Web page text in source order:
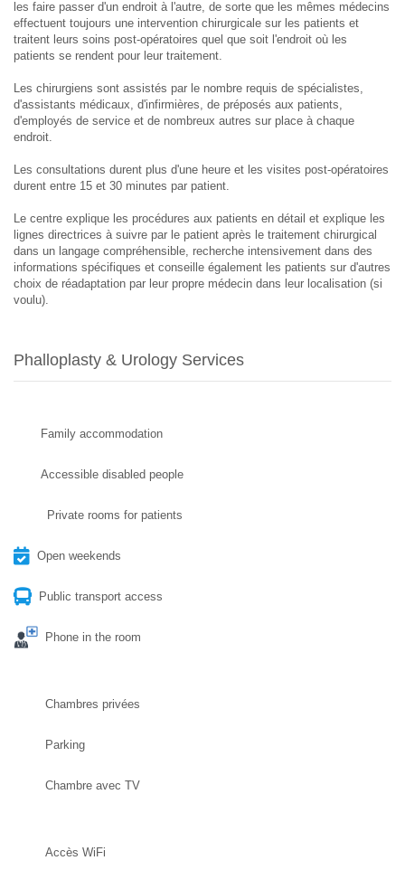
les faire passer d'un endroit à l'autre, de sorte que les mêmes médecins
effectuent toujours une intervention chirurgicale sur les patients et
traitent leurs soins post-opératoires quel que soit l'endroit où les
patients se rendent pour leur traitement.
Les chirurgiens sont assistés par le nombre requis de spécialistes,
d'assistants médicaux, d'infirmières, de préposés aux patients,
d'employés de service et de nombreux autres sur place à chaque
endroit.
Les consultations durent plus d'une heure et les visites post-opératoires
durent entre 15 et 30 minutes par patient.
Le centre explique les procédures aux patients en détail et explique les
lignes directrices à suivre par le patient après le traitement chirurgical
dans un langage compréhensible, recherche intensivement dans des
informations spécifiques et conseille également les patients sur d'autres
choix de réadaptation par leur propre médecin dans leur localisation (si
voulu).
Phalloplasty & Urology Services
Family accommodation
Accessible disabled people
Private rooms for patients
Open weekends
Public transport access
Phone in the room
Chambres privées
Parking
Chambre avec TV
Accès WiFi